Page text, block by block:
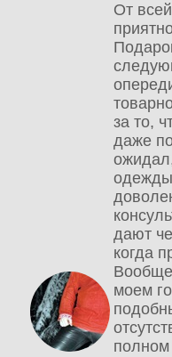
От
за то,
даже
одежды
дают
когда
моем